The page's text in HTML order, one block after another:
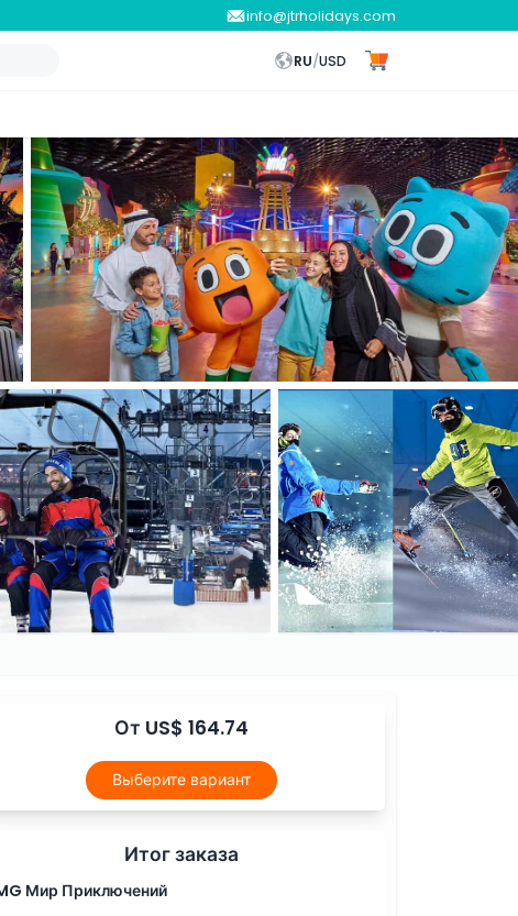
info@jtrholidays.com
RU/USD
От US$ 164.74
Выберите вариант
Итог заказа
Мир Приключений